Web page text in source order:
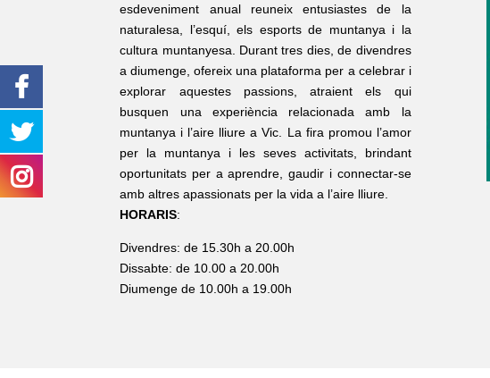
esdeveniment anual reuneix entusiastes de la
naturalesa, l’esquí, els esports de muntanya i la
cultura muntanyesa. Durant tres dies, de divendres
a diumenge, ofereix una plataforma per a celebrar i
explorar aquestes passions, atraient els qui
busquen una experiència relacionada amb la
muntanya i l’aire lliure a Vic. La fira promou l’amor
per la muntanya i les seves activitats, brindant
oportunitats per a aprendre, gaudir i connectar-se
amb altres apassionats per la vida a l’aire lliure.
HORARIS:
Divendres: de 15.30h a 20.00h
Dissabte: de 10.00 a 20.00h
Diumenge de 10.00h a 19.00h